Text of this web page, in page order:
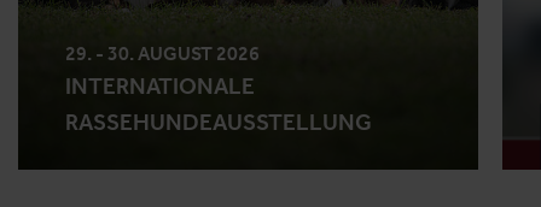
29. - 30. AUGUST 2026
INTERNATIONALE
RASSEHUNDEAUSSTELLUNG